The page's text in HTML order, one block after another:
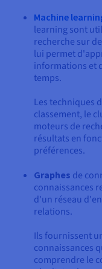
Machine
learning sont
recherche sur
lui permet
informations et
temps.
Les techniques
classement, le
moteurs de
résultats en
préférences.
Graphes de
connaissances
d'un réseau
relations.
Ils fournissent
connaissances
comprendre le